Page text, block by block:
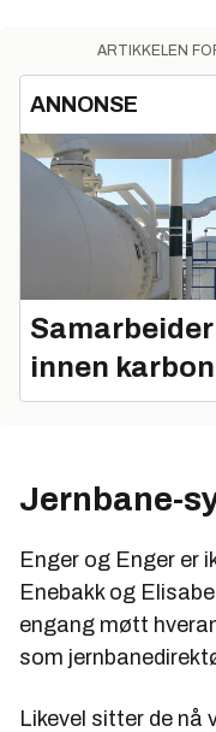
ARTIKKELEN
ANNONSE
innen
Jernbane-
Enger og Enger er
Enebakk og
engang møtt
som
Likevel sitter de nå